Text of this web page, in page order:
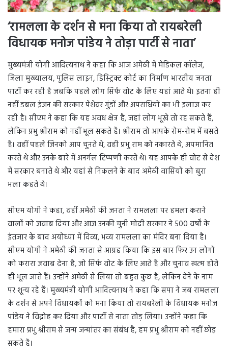
‘रामलला के दर्शन से मना किया तो रायबरेली
विधायक मनोज पांडेय ने तोड़ा पार्टी से नाता’
मुख्यमंत्री योगी आदित्यनाथ ने कहा कि आज अमेठी में मेडिकल कॉलेज,
जिला मुख्यालय, पुलिस लाइन, डिस्ट्रिक्ट कोर्ट का निर्माण भारतीय जनता
पार्टी कर रही है जबकि पहले लोग सिर्फ वोट के लिए यहां आते थे। इतना ही
नहीं डबल इंजन की सरकार पेशेवर गुंडों और अपराधियों का भी इलाज कर
रही है। सीएम ने कहा कि यह अवध क्षेत्र है, जहां लोग भूखे तो रह सकते हैं,
लेकिन प्रभु श्रीराम को नहीं भूल सकते हैं। श्रीराम तो आपके रोम-रोम में बसते
हैं। वहीं पहले जिनको आप चुनते थे, वही प्रभु राम को नकारते थे, अपमानित
करते थे और उनके बारे में अनर्गल टिप्पणी करते थे। यह आपके ही वोट से देश
में सरकार बनाते थे और यहां से निकलने के बाद अमेठी वासियों को बुरा
भला कहते थे।
सीएम योगी ने कहा, वहीं अमेठी की जनता ने रामलला पर हमला कराने
वालों को जवाब दिया और आज उनकी चुनी मोदी सरकार ने 500 वर्षों के
इंतजार के बाद अयोध्या में दिव्य, भव्य रामलला का मंदिर बना दिया है।
सीएम योगी ने अमेठी की जनता से आग्रह किया कि इस बार फिर उन लोगों
को करारा जवाब देना है, जो सिर्फ वोट के लिए आते हैं और चुनाव खत्म होते
ही भूल जाते हैं। उन्होंने अमेठी से लिया तो बहुत कुछ है, लेकिन देने के नाम
पर शून्य रहे हैं। मुख्यमंत्री योगी आदित्यनाथ ने कहा कि सपा ने जब रामलला
के दर्शन से अपने विधायकों को मना किया तो रायबरेली के विधायक मनोज
पांडेय ने विद्रोह कर दिया और पार्टी से नाता तोड़ लिया। उन्होंने कहा कि
हमारा प्रभु श्रीराम से जन्म जन्मांतर का संबंध है, हम प्रभु श्रीराम को नहीं छोड़
सकते हैं।